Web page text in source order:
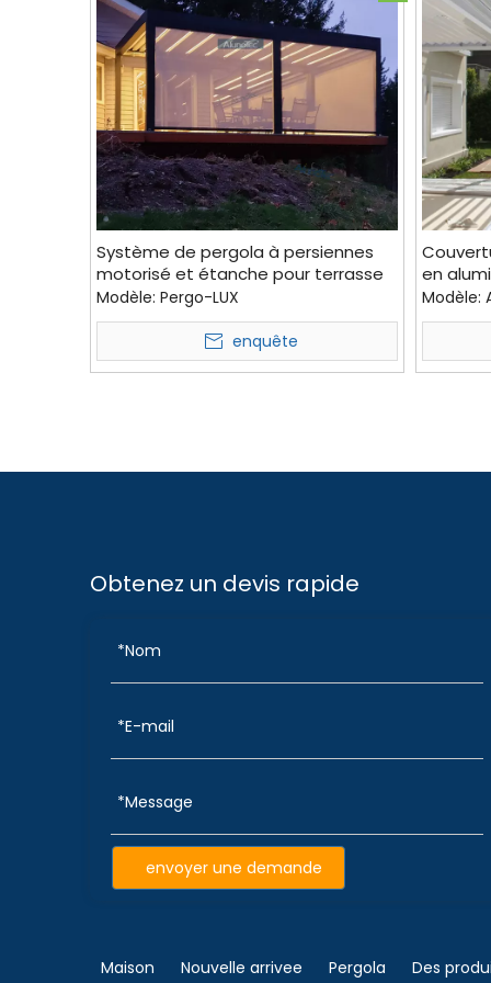
Système de pergola à persiennes
motorisé et étanche pour terrasse
de jardin AlunoTec
Modèle: Pergo-LUX
enquête
en
avec
Modèle:
Obtenez un devis rapide
envoyer une demande
Maison Nouvelle arrivee Pergola Des